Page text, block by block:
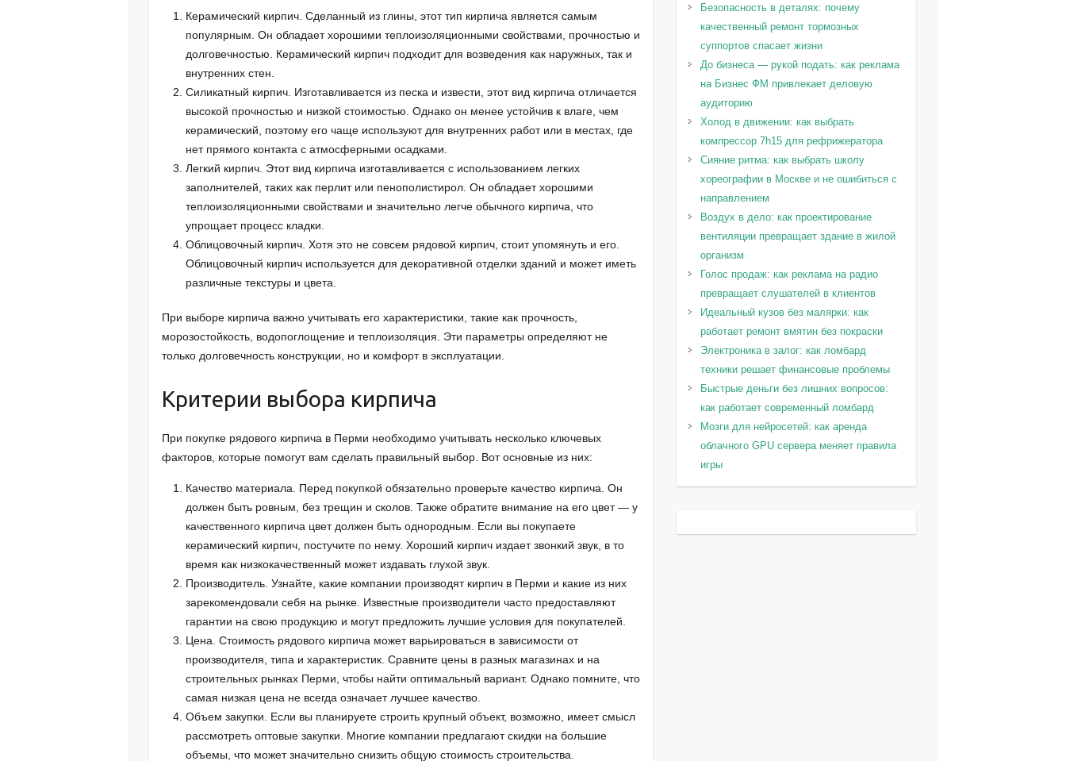
Керамический кирпич. Сделанный из глины, этот тип кирпича является самым
популярным. Он обладает хорошими теплоизоляционными свойствами, прочностью и
долговечностью. Керамический кирпич подходит для возведения как наружных, так и
внутренних стен.
Силикатный кирпич. Изготавливается из песка и извести, этот вид кирпича отличается
высокой прочностью и низкой стоимостью. Однако он менее устойчив к влаге, чем
керамический, поэтому его чаще используют для внутренних работ или в местах, где
нет прямого контакта с атмосферными осадками.
Легкий кирпич. Этот вид кирпича изготавливается с использованием легких
заполнителей, таких как перлит или пенополистирол. Он обладает хорошими
теплоизоляционными свойствами и значительно легче обычного кирпича, что
упрощает процесс кладки.
Облицовочный кирпич. Хотя это не совсем рядовой кирпич, стоит упомянуть и его.
Облицовочный кирпич используется для декоративной отделки зданий и может иметь
различные текстуры и цвета.
При выборе кирпича важно учитывать его характеристики, такие как прочность,
морозостойкость, водопоглощение и теплоизоляция. Эти параметры определяют не
только долговечность конструкции, но и комфорт в эксплуатации.
Критерии выбора кирпича
При покупке рядового кирпича в Перми необходимо учитывать несколько ключевых
факторов, которые помогут вам сделать правильный выбор. Вот основные из них:
Качество материала. Перед покупкой обязательно проверьте качество кирпича. Он
должен быть ровным, без трещин и сколов. Также обратите внимание на его цвет — у
качественного кирпича цвет должен быть однородным. Если вы покупаете
керамический кирпич, постучите по нему. Хороший кирпич издает звонкий звук, в то
время как низкокачественный может издавать глухой звук.
Производитель. Узнайте, какие компании производят кирпич в Перми и какие из них
зарекомендовали себя на рынке. Известные производители часто предоставляют
гарантии на свою продукцию и могут предложить лучшие условия для покупателей.
Цена. Стоимость рядового кирпича может варьироваться в зависимости от
производителя, типа и характеристик. Сравните цены в разных магазинах и на
строительных рынках Перми, чтобы найти оптимальный вариант. Однако помните, что
самая низкая цена не всегда означает лучшее качество.
Объем закупки. Если вы планируете строить крупный объект, возможно, имеет смысл
рассмотреть оптовые закупки. Многие компании предлагают скидки на большие
объемы, что может значительно снизить общую стоимость строительства.
Безопасность в деталях: почему
качественный ремонт тормозных
суппортов спасает жизни
До бизнеса — рукой подать: как реклама
на Бизнес ФМ привлекает деловую
аудиторию
Холод в движении: как выбрать
компрессор 7h15 для рефрижератора
Сияние ритма: как выбрать школу
хореографии в Москве и не ошибиться с
направлением
Воздух в дело: как проектирование
вентиляции превращает здание в жилой
организм
Голос продаж: как реклама на радио
превращает слушателей в клиентов
Идеальный кузов без малярки: как
работает ремонт вмятин без покраски
Электроника в залог: как ломбард
техники решает финансовые проблемы
Быстрые деньги без лишних вопросов:
как работает современный ломбард
Мозги для нейросетей: как аренда
облачного GPU сервера меняет правила
игры